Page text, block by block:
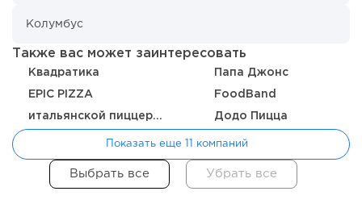
166 12 2
Также вас может заинтересовать
Квадратика Папа Джонс
EPIC PIZZA FoodBand
итальянской пиццерии Pizzamore Додо Пицца
Показать еще 11 компаний